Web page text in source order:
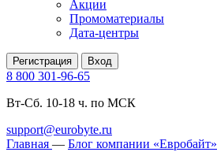
Акции
Промоматериалы
Дата-центры
Регистрация Вход
8 800 301-96-65
Вт-Сб. 10-18 ч. по МСК
support@eurobyte.ru
Главная — Блог компании «Евробайт»